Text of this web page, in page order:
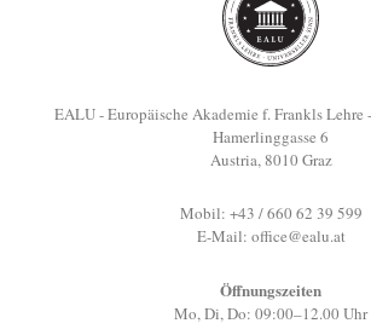
EALU - Europäische Akademie f. Frankls Lehre
Hamerlinggasse 6
Austria, 8010 Graz
Mobil: +43 / 660 62 39 599
E-Mail: office@ealu.at
Öffnungszeiten
Mo, Di, Do: 09:00–12.00 Uhr